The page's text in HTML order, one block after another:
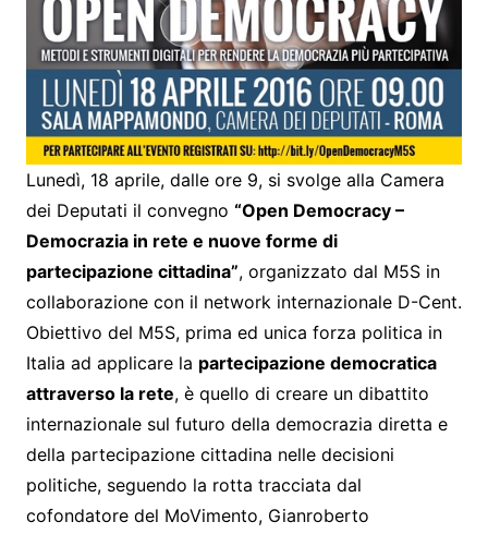
Lunedì, 18 aprile, dalle ore 9, si svolge alla Camera
dei Deputati il convegno “Open Democracy –
Democrazia in rete e nuove forme di
partecipazione cittadina”, organizzato dal M5S in
collaborazione con il network internazionale D-Cent.
Obiettivo del M5S, prima ed unica forza politica in
Italia ad applicare la partecipazione democratica
attraverso la rete, è quello di creare un dibattito
internazionale sul futuro della democrazia diretta e
della partecipazione cittadina nelle decisioni
politiche, seguendo la rotta tracciata dal
cofondatore del MoVimento, Gianroberto